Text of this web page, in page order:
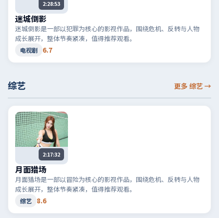
2:28:53
迷城倒影
迷城倒影是一部以犯罪为核心的影视作品，围绕危机、反转与人物
成长展开，整体节奏紧凑，值得推荐观看。
电视剧 6.7
综艺 更多 综艺→
2:17:32
月面猎场
月面猎场是一部以冒险为核心的影视作品，围绕危机、反转与人物
成长展开，整体节奏紧凑，值得推荐观看。
综艺 8.6